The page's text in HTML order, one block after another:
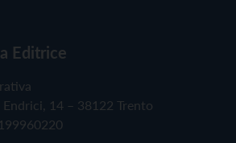
Editrice
14 – 38122 Trento